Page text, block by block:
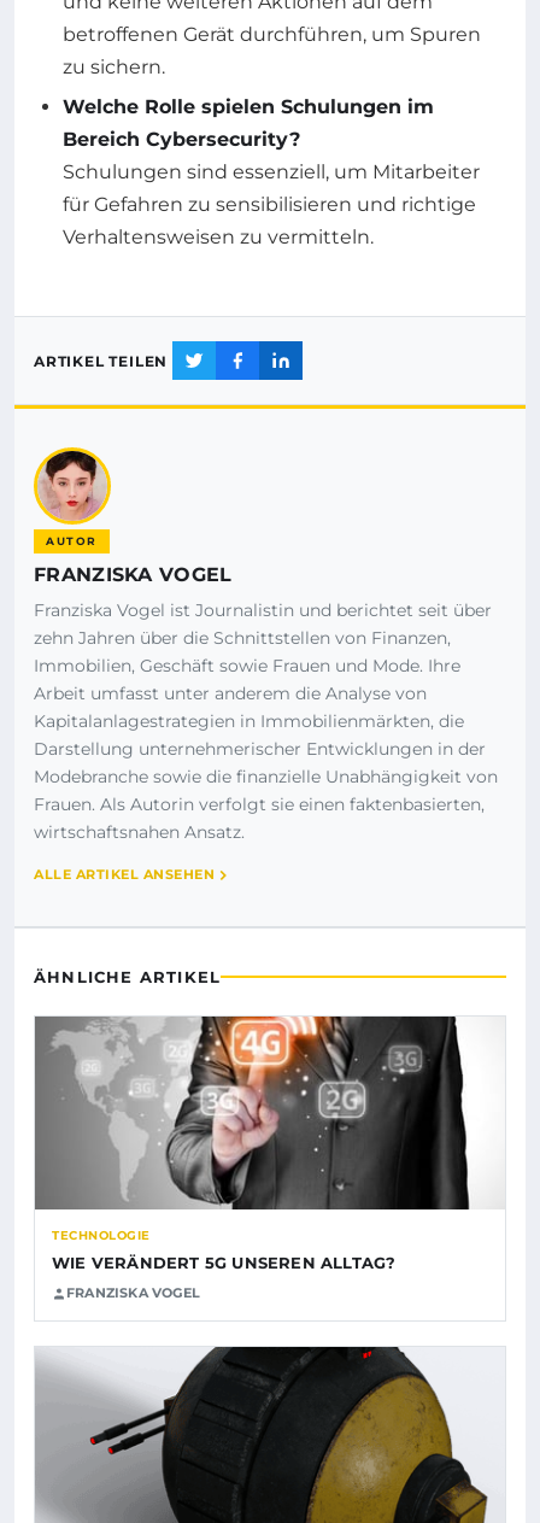
betroffenen Gerät durchführen, um Spuren
zu sichern.
Welche Rolle spielen Schulungen im
Bereich Cybersecurity?
Schulungen sind essenziell, um Mitarbeiter
für Gefahren zu sensibilisieren und richtige
Verhaltensweisen zu vermitteln.
ARTIKEL TEILEN
AUTOR
FRANZISKA VOGEL
Franziska Vogel ist Journalistin und berichtet seit über
zehn Jahren über die Schnittstellen von Finanzen,
Immobilien, Geschäft sowie Frauen und Mode. Ihre
Arbeit umfasst unter anderem die Analyse von
Kapitalanlagestrategien in Immobilienmärkten, die
Darstellung unternehmerischer Entwicklungen in der
Modebranche sowie die finanzielle Unabhängigkeit von
Frauen. Als Autorin verfolgt sie einen faktenbasierten,
wirtschaftsnahen Ansatz.
ALLE ARTIKEL ANSEHEN
ÄHNLICHE ARTIKEL
TECHNOLOGIE
WIE VERÄNDERT 5G UNSEREN ALLTAG?
FRANZISKA VOGEL